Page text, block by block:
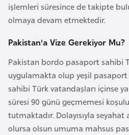
işlemleri süresince de takipte
olmaya devam etmektedir.
Pakistan'a Vize Gerekiyor Mu?
Pakistan bordo pasaport sahibi
uygulamakta olup yeşil
sahibi Türk vatandaşları içinse
süresi 90 günü geçmemesi
tutmaktadır. Dolayısıyla seyahat
olursa olsun umuma mahsus
C
e
a
y
i
r